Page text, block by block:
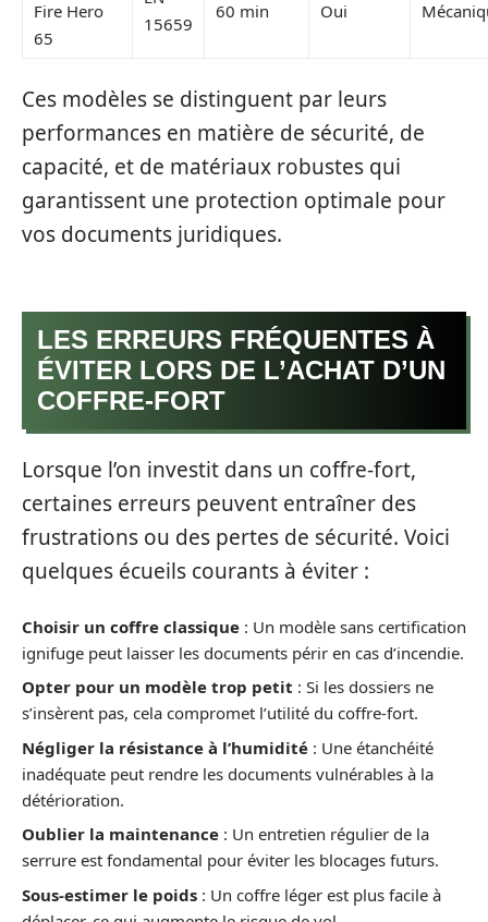
Fire Hero
65
15659
60 min Oui
Ces modèles se distinguent par leurs
performances en matière de sécurité, de
capacité, et de matériaux robustes qui
garantissent une protection optimale pour
vos documents juridiques.
LES ERREURS FRÉQUENTES À
ÉVITER LORS DE L’ACHAT D’UN
COFFRE-FORT
Lorsque l’on investit dans un coffre-fort,
certaines erreurs peuvent entraîner des
frustrations ou des pertes de sécurité. Voici
quelques écueils courants à éviter :
Choisir un coffre classique : Un modèle sans certification
ignifuge peut laisser les documents périr en cas d’incendie.
Opter pour un modèle trop petit : Si les dossiers ne
s’insèrent pas, cela compromet l’utilité du coffre-fort.
Négliger la résistance à l’humidité : Une étanchéité
inadéquate peut rendre les documents vulnérables à la
détérioration.
Oublier la maintenance : Un entretien régulier de la
serrure est fondamental pour éviter les blocages futurs.
Sous-estimer le poids : Un coffre léger est plus facile à